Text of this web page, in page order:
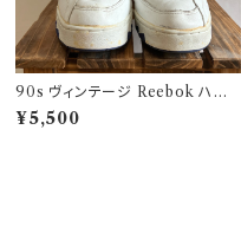
90s ヴィンテージ Reebok ハイ
カット スニーカー ビンテージ
¥5,500